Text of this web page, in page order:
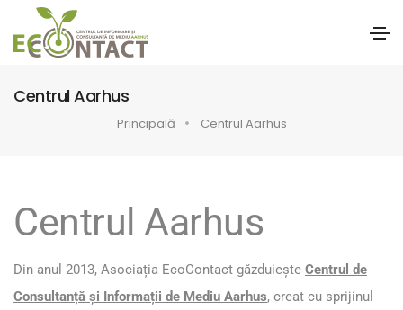
Centrul Aarhus
Principală Centrul Aarhus
Centrul Aarhus
Din anul 2013, Asociația EcoContact găzduiește Centrul de
Consultanță și Informații de Mediu Aarhus, creat cu sprijinul